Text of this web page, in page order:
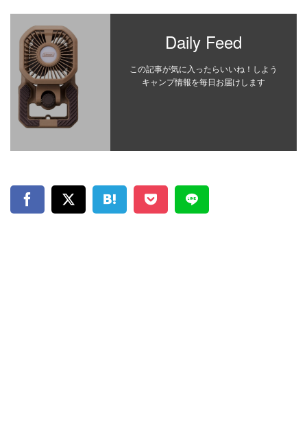
Daily Feed
この記事が気に入ったらいいね！しよう
キャンプ情報を毎日お届けします